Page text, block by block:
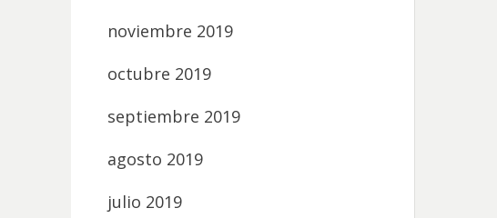
noviembre 2019
octubre 2019
septiembre 2019
agosto 2019
julio 2019